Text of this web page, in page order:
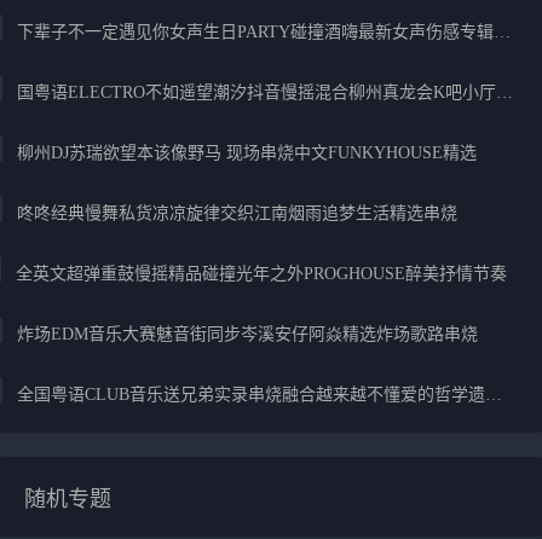
下辈子不一定遇见你女声生日PARTY碰撞酒嗨最新女声伤感专辑实录
国粤语ELECTRO不如遥望潮汐抖音慢摇混合柳州真龙会K吧小厅小康混音
柳州DJ苏瑞欲望本该像野马 现场串烧中文FUNKYHOUSE精选
咚咚经典慢舞私货凉凉旋律交织江南烟雨追梦生活精选串烧
全英文超弹重鼓慢摇精品碰撞光年之外PROGHOUSE醉美抒情节奏
炸场EDM音乐大赛魅音街同步岑溪安仔阿焱精选炸场歌路串烧
全国粤语CLUB音乐送兄弟实录串烧融合越来越不懂爱的哲学遗憾专辑
随机专题